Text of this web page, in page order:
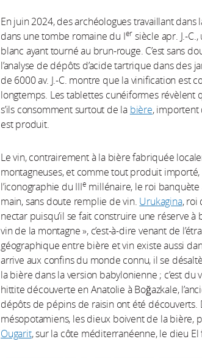
En juin 2024, des archéologues travaillant
dans une tombe romaine du Ier siècle apr. J.-
blanc ayant tourné au brun-rouge. C’est sans
l’analyse de dépôts d’acide tartrique dans des
de 6000 av. J.-C. montre que la vinification est
longtemps. Les tablettes cunéiformes révèlent
s’ils consomment surtout de la bière, importent
est produit.
Le vin, contrairement à la bière fabriquée
montagneuses, et comme tout produit
l’iconographie du IIIe millénaire, le roi banquète
main, sans doute remplie de vin. Urukagina, roi
nectar puisqu’il se fait construire une réserve
vin de la montagne », c’est-à-dire venant de
géographique entre bière et vin existe aussi
arrive aux confins du monde connu, il se
la bière dans la version babylonienne ; c’est du
hittite découverte en Anatolie à Boğazkale,
dépôts de pépins de raisin ont été découverts.
mésopotamiens, les dieux boivent de la bière,
Ougarit, sur la côte méditerranéenne, le dieu El